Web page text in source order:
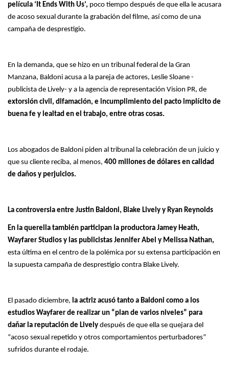
película ‘It Ends With Us’, poco tiempo después de que ella le acusara
de acoso sexual durante la grabación del filme, así como de una
campaña de desprestigio.
En la demanda, que se hizo en un tribunal federal de la Gran
Manzana, Baldoni acusa a la pareja de actores, Leslie Sloane -
publicista de Lively- y a la agencia de representación Vision PR, de
extorsión civil, difamación, e incumplimiento del pacto implícito de
buena fe y lealtad en el trabajo, entre otras cosas.
Los abogados de Baldoni piden al tribunal la celebración de un juicio y
que su cliente reciba, al menos, 400 millones de dólares en calidad
de daños y perjuicios.
La controversia entre Justin Baldoni, Blake Lively y Ryan Reynolds
En la querella también participan la productora Jamey Heath,
Wayfarer Studios y las publicistas Jennifer Abel y Melissa Nathan,
esta última en el centro de la polémica por su extensa participación en
la supuesta campaña de desprestigio contra Blake Lively.
El pasado diciembre, la actriz acusó tanto a Baldoni como a los
estudios Wayfarer de realizar un “plan de varios niveles” para
dañar la reputación de Lively después de que ella se quejara del
“acoso sexual repetido y otros comportamientos perturbadores”
sufridos durante el rodaje.